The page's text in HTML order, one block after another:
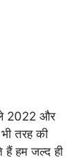
2022 और
तरह की
हम जल्द ही